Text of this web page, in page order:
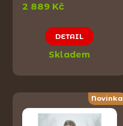
2 889 Kč
DETAIL
Skladem
Novinka